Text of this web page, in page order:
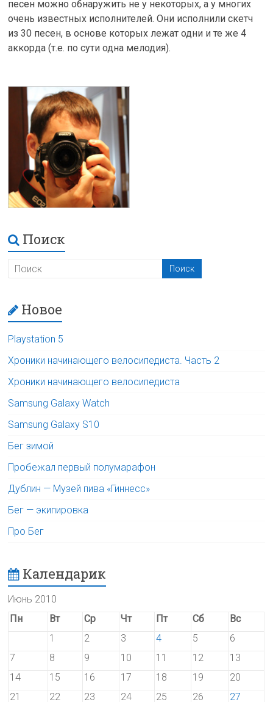
песен можно обнаружить не у некоторых, а у многих
очень известных исполнителей. Они исполнили скетч
из 30 песен, в основе которых лежат одни и те же 4
аккорда (т.е. по сути одна мелодия).
Поиск
Новое
Playstation 5
Хроники начинающего велосипедиста. Часть 2
Хроники начинающего велосипедиста
Samsung Galaxy Watch
Samsung Galaxy S10
Бег зимой
Пробежал первый полумарафон
Дублин — Музей пива «Гиннесс»
Бег — экипировка
Про Бег
Календарик
Июнь 2010
Пн
Вт Ср Чт Пт Сб
Вс
1
2 3 4 5
6
7
8 9 10 11 12
13
14
15 16 17 18 19
20
21
22 23 24 25 26
27